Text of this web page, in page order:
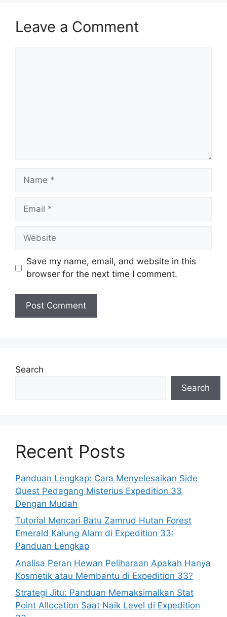
Leave a Comment
Name
Email
Website
Save my name, email, and website in this
browser for the next time I comment.
Search
Search
Recent Posts
Panduan Lengkap: Cara Menyelesaikan Side
Quest Pedagang Misterius Expedition 33
Dengan Mudah
Tutorial Mencari Batu Zamrud Hutan Forest
Emerald Kalung Alam di Expedition 33:
Panduan Lengkap
Analisa Peran Hewan Peliharaan Apakah Hanya
Kosmetik atau Membantu di Expedition 33?
Strategi Jitu: Panduan Memaksimalkan Stat
Point Allocation Saat Naik Level di Expedition